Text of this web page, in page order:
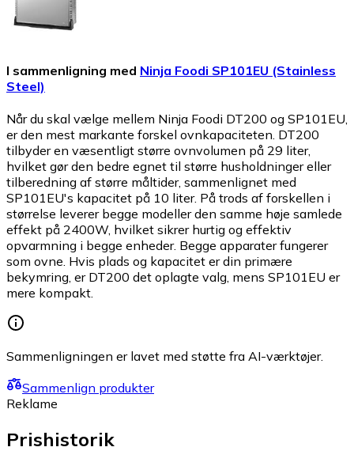
I sammenligning med Ninja Foodi SP101EU (Stainless
Steel)
Når du skal vælge mellem Ninja Foodi DT200 og SP101EU,
er den mest markante forskel ovnkapaciteten. DT200
tilbyder en væsentligt større ovnvolumen på 29 liter,
hvilket gør den bedre egnet til større husholdninger eller
tilberedning af større måltider, sammenlignet med
SP101EU's kapacitet på 10 liter. På trods af forskellen i
størrelse leverer begge modeller den samme høje samlede
effekt på 2400W, hvilket sikrer hurtig og effektiv
opvarmning i begge enheder. Begge apparater fungerer
som ovne. Hvis plads og kapacitet er din primære
bekymring, er DT200 det oplagte valg, mens SP101EU er
mere kompakt.
Sammenligningen er lavet med støtte fra AI-værktøjer.
Sammenlign produkter
Reklame
Prishistorik